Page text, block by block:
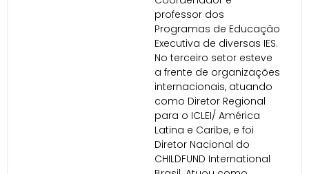
professor dos
Programas de Educação
Executiva de diversas IES.
No terceiro setor esteve
a frente de organizações
internacionais, atuando
como Diretor Regional
para o ICLEI/ América
Latina e Caribe, e foi
Diretor Nacional do
CHILDFUND International